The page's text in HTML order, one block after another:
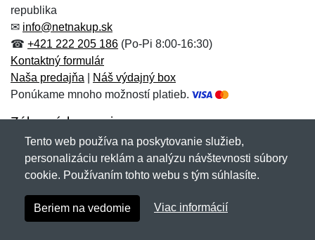
republika
✉ info@netnakup.sk
☎ +421 222 205 186 (Po-Pi 8:00-16:30)
Kontaktný formulár
Naša predajňa
Náš výdajný box
Ponúkame mnoho možností platieb.
Zákaznícky servis
Novinky emailom
Copyright © 2007-2026 (19 rokov s vami)Netnakup.sk
NetIQ. Všetky práva vyhradené.
Tento web používa na poskytovanie služieb,
personalizáciu reklám a analýzu návštevnosti súbory
cookie. Používaním tohto webu s tým súhlasíte.
Beriem na vedomie Viac informácií